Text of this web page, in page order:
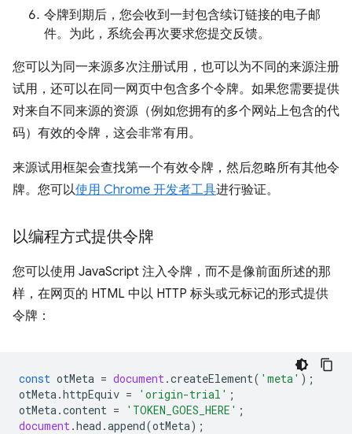
令牌到期后，您会收到一封包含续订链接的电子邮
件。为此，系统会再次要求您提交反馈。
您可以为同一来源多次注册试用，也可以为不同的来源注册
试用，还可以在同一网页中包含多个令牌。如果您需要提供
对来自不同来源的资源（例如您拥有的多个网站上包含的代
码）有效的令牌，这会非常有用。
来源试用框架会查找第一个有效令牌，然后忽略所有其他令
牌。您可以使用 Chrome 开发者工具进行验证。
以编程方式提供令牌
您可以使用 JavaScript 注入令牌，而不是像前面所述的那
样，在网页的 HTML 中以 HTTP 标头或元标记的形式提供
令牌：
const otMeta = document.createElement( 'meta' );
otMeta.httpEquiv = 'origin-trial' ;
otMeta.content = 'TOKEN_GOES_HERE' ;
document.head .append(otMeta);